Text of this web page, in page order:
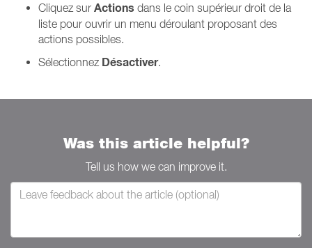
Cliquez sur Actions dans le coin supérieur droit de la
liste pour ouvrir un menu déroulant proposant des
actions possibles.
Sélectionnez Désactiver.
Was this article helpful?
Tell us how we can improve it.